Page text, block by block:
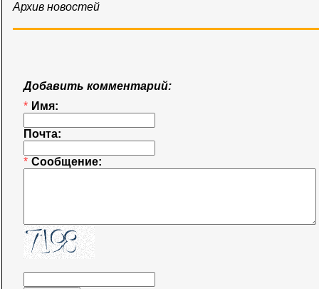
Архив новостей
Добавить комментарий:
* Имя:
Почта:
* Сообщение: